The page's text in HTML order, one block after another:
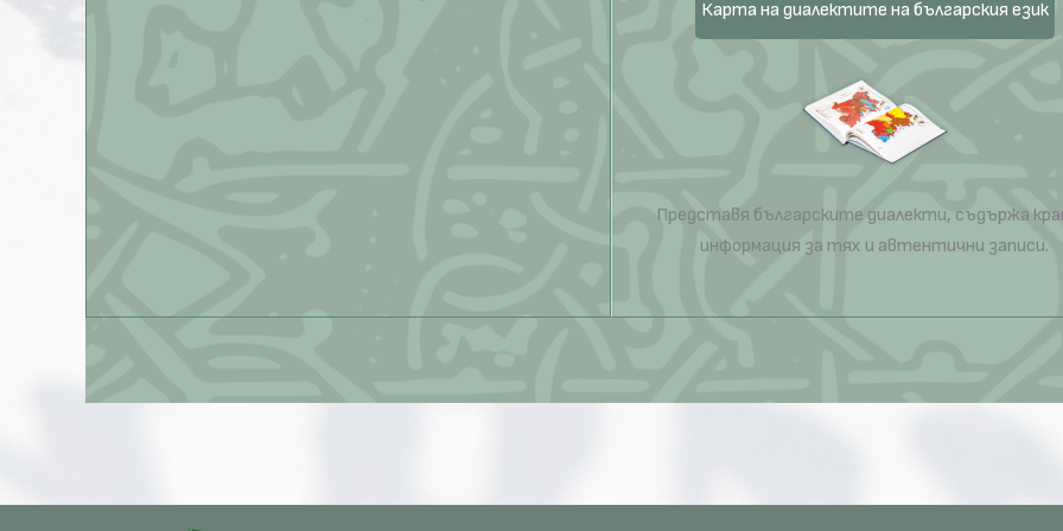
Карта на диалектите на българския език
Представя българските диалекти, съдържа
информация за тях и автентични записи.